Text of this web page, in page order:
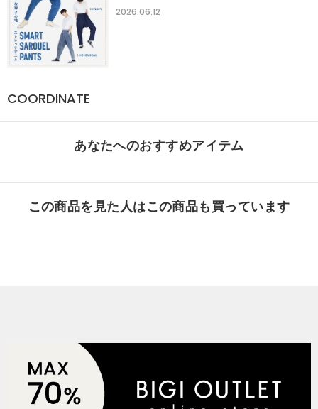
2026.06.12
COORDINATE
あなたへのおすすめアイテム
この商品を見た人はこの商品も買っています